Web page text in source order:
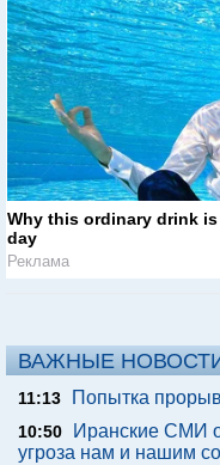
Why this ordinary drink
day
Реклама
ВАЖНЫЕ
11:13 Попытка
10:50
Иранские СМИ
угроза нам и нашим